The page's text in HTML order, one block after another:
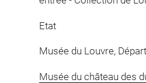
Etat
Musée du Louvre,
Musée du château des